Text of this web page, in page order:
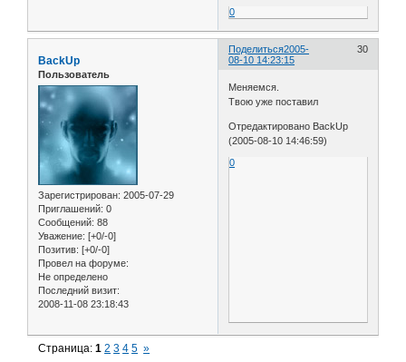
0
Поделиться 30
2005-
08-10 14:23:15
BackUp
Пользователь
Зарегистрирован: 2005-07-29
Приглашений: 0
Сообщений: 88
Уважение: [+0/-0]
Позитив: [+0/-0]
Провел на форуме:
Не определено
Последний визит:
2008-11-08 23:18:43
Меняемся.
Твою уже поставил
Отредактировано BackUp
(2005-08-10 14:46:59)
0
Страница:1 2 3 4 5 »